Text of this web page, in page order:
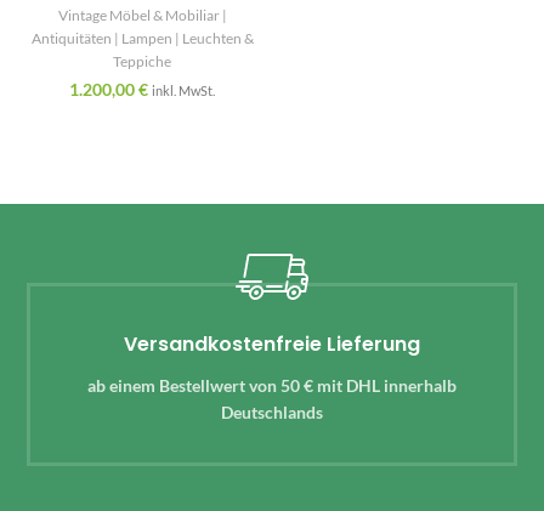
Vintage Möbel & Mobiliar |
Antiquitäten | Lampen | Leuchten &
Teppiche
1.200,00€ inkl. MwSt.
Versandkostenfreie Lieferung
ab einem Bestellwert von 50 € mit DHL innerhalb
Deutschlands